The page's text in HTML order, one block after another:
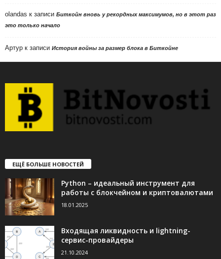
olandas к записи Биткойн вновь у рекордных максимумов, но в этот раз
это только начало
Артур к записи История войны за размер блока в Биткойне
ЕЩЁ БОЛЬШЕ НОВОСТЕЙ
Python – идеальный инструмент для
работы с блокчейном и криптовалютами
18.01.2025
Входящая ликвидность и lightning-
сервис-провайдеры
21.10.2024